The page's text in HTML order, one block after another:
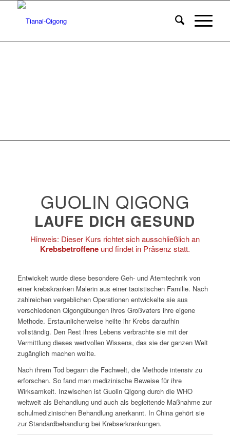
GUOLIN QIGONG
LAUFE DICH GESUND
Hinweis: Dieser Kurs richtet sich ausschließlich an
Krebsbetroffeneund findet in Präsenz statt.
Entwickelt wurde diese besondere Geh- und Atemtechnik von
einer krebskranken Malerin aus einer taoistischen Familie. Nach
zahlreichen vergeblichen Operationen entwickelte sie aus
verschiedenen Qigongübungen ihres Großvaters ihre eigene
Methode. Erstaunlicherweise heilte ihr Krebs daraufhin
vollständig. Den Rest ihres Lebens verbrachte sie mit der
Vermittlung dieses wertvollen Wissens, das sie der ganzen Welt
zugänglich machen wollte.
Nach ihrem Tod begann die Fachwelt, die Methode intensiv zu
erforschen. So fand man medizinische Beweise für ihre
Wirksamkeit. Inzwischen ist Guolin Qigong durch die WHO
weltweit als Behandlung und auch als begleitende Maßnahme zur
schulmedizinischen Behandlung anerkannt. In China gehört sie
zur Standardbehandlung bei Krebserkrankungen.